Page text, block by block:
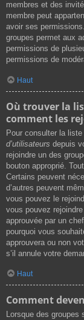
membres et des
membre peut
avoir ses
groupes permet aux
permissions de
permissions de
Haut
Où trouver la
comment les
Pour consulter la
d’utilisateurs depuis
rejoindre un des
bouton approprié.
Certains peuvent
d’autres peuvent
vous pouvez le
vous pouvez
approuvée par un
pourquoi vous
approuvera ou non
s’il annule votre
Haut
Comment
Lorsque des groupes